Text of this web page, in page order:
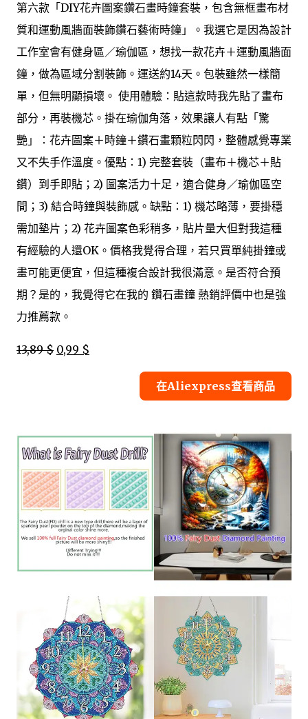
第六款「DIY花卉圖案鑽石畫時鐘套裝，包含無框畫布材
質和運動風牆面裝飾鑽石藝術時鐘」。我選它是因為設計
工作室會有健身區／瑜伽區，想找一款花卉＋運動風牆面
鐘，做為區域分割裝飾。運送約14天。包裝雖然一樣簡
單，但無明顯損壞。 使用體驗：貼這款時我先貼了畫布
部分，再裝機芯。掛在瑜伽角落，效果讓人有點「驚
艷」：花卉圖案＋時鐘＋鑽石畫顆粒閃閃，整體感覺專業
又不失手作溫度。優點：1) 完整套裝（畫布＋機芯＋貼
鑽）到手即貼；2) 圖案活力十足，適合健身／瑜伽區空
間；3) 結合時鐘與裝飾感。缺點：1) 機芯略薄，要掛穩
需加墊片；2) 花卉圖案色彩稍多，貼片量大但對我這種
有經驗的人還OK。價格我覺得合理，若只買單純掛鐘或
畫可能更便宜，但這種複合設計我很滿意。是否符合預
期？是的，我覺得它在我的 鑽石畫鐘 熱銷評價中也是強
力推薦款。
13,89 $ 0,99 $
在Aliexpress查看商品